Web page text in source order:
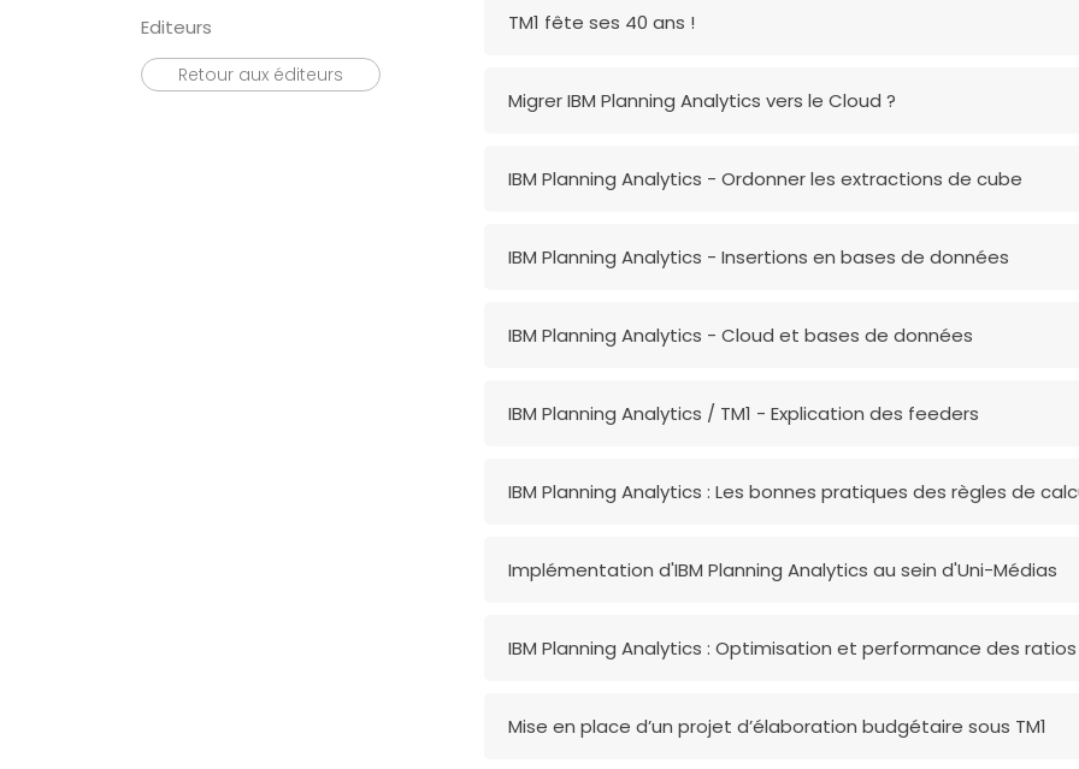
TM1 fête ses 40 ans !
Migrer IBM Planning Analytics vers le Cloud ?
IBM Planning Analytics - Ordonner les extractions de cube
IBM Planning Analytics - Insertions en bases de données
IBM Planning Analytics - Cloud et bases de données
IBM Planning Analytics / TM1 - Explication des feeders
IBM Planning Analytics : Les bonnes pratiques des règles de
Implémentation d'IBM Planning Analytics au sein d'Uni-Médias
IBM Planning Analytics : Optimisation et performance des ratios
Mise en place d’un projet d’élaboration budgétaire sous TM1
Editeurs
Retour aux éditeurs